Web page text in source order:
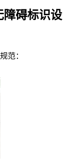
障碍标识设
范：